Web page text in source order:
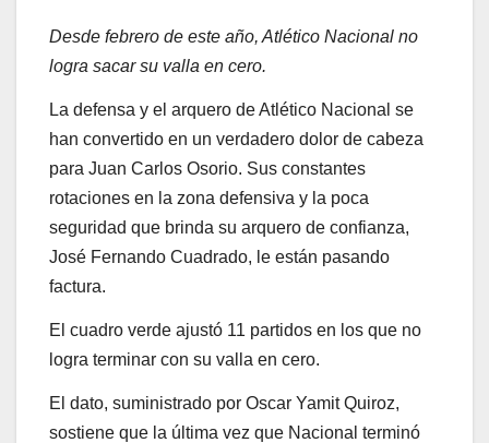
Desde febrero de este año, Atlético Nacional no
logra sacar su valla en cero.
La defensa y el arquero de Atlético Nacional se
han convertido en un verdadero dolor de cabeza
para Juan Carlos Osorio. Sus constantes
rotaciones en la zona defensiva y la poca
seguridad que brinda su arquero de confianza,
José Fernando Cuadrado, le están pasando
factura.
El cuadro verde ajustó 11 partidos en los que no
logra terminar con su valla en cero.
El dato, suministrado por Oscar Yamit Quiroz,
sostiene que la última vez que Nacional terminó